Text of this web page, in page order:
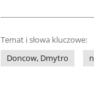
Temat i słowa kluczowe:
Doncow, Dmytro